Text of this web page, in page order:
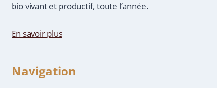
bio vivant et productif, toute l’année.
En savoir plus
Navigation